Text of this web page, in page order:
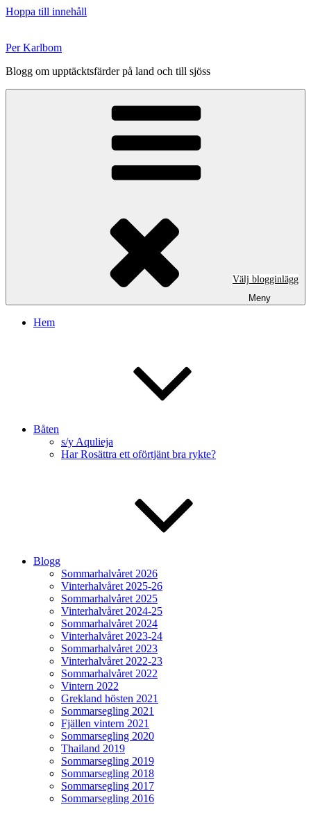
Hoppa till innehåll
Per Karlbom
Blogg om upptäcktsfärder på land och till sjöss
Meny
Välj blogginlägg
Hem
Båten
s/y Aqulieja
Har Rosättra ett oförtjänt bra rykte?
Blogg
Sommarhalvåret 2026
Vinterhalvåret 2025-26
Sommarhalvåret 2025
Vinterhalvåret 2024-25
Sommarhalvåret 2024
Vinterhalvåret 2023-24
Sommarhalvåret 2023
Vinterhalvåret 2022-23
Sommarhalvåret 2022
Vintern 2022
Grekland hösten 2021
Sommarsegling 2021
Fjällen vintern 2021
Sommarsegling 2020
Thailand 2019
Sommarsegling 2019
Sommarsegling 2018
Sommarsegling 2017
Sommarsegling 2016